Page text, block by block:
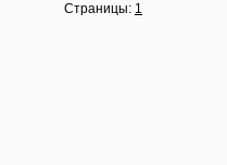
Страницы: 1